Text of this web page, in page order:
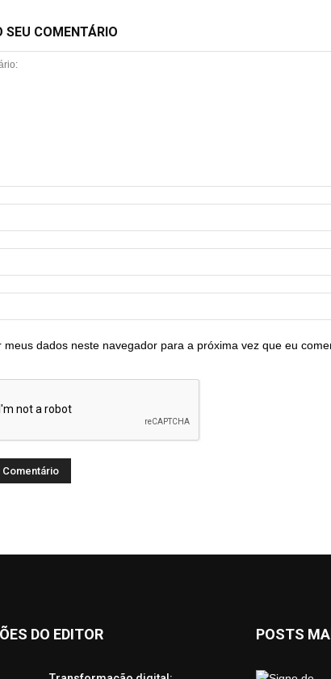
SEU COMENTÁRIO
meus dados neste navegador para a próxima vez que eu
DO EDITOR POSTS